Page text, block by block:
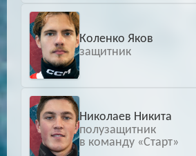
Коленко Яков
защитник
Николаев Никита
полузащитник
в команду «Старт»